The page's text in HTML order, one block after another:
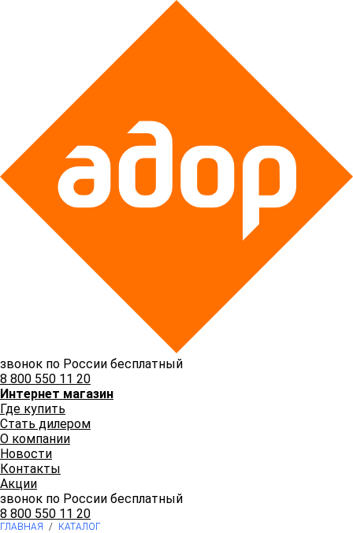
звонок по России бесплатный
8 800 550 11 20
Интернет магазин
Где купить
Стать дилером
О компании
Новости
Контакты
Акции
звонок по России бесплатный
8 800 550 11 20
ГЛАВНАЯ / КАТАЛОГ